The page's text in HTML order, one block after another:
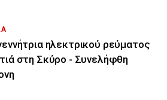
ηλεκτρικού ρεύματος
στη Σκύρο - Συνελήφθη